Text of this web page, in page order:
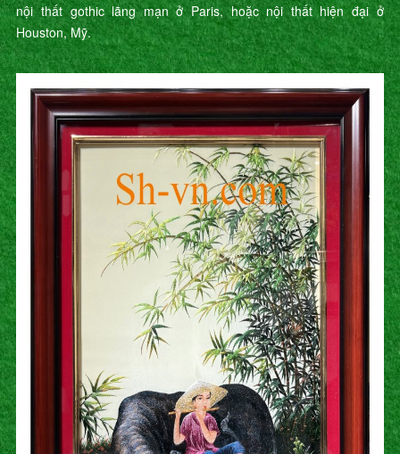
nội thất gothic lãng mạn ở Paris, hoặc nội thất hiện đại ở
Houston, Mỹ.